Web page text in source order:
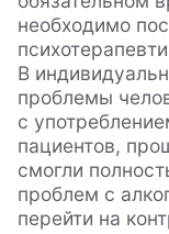
необходимо
В
проблемы
с
пациентов,
смогли
проблем с
перейти на